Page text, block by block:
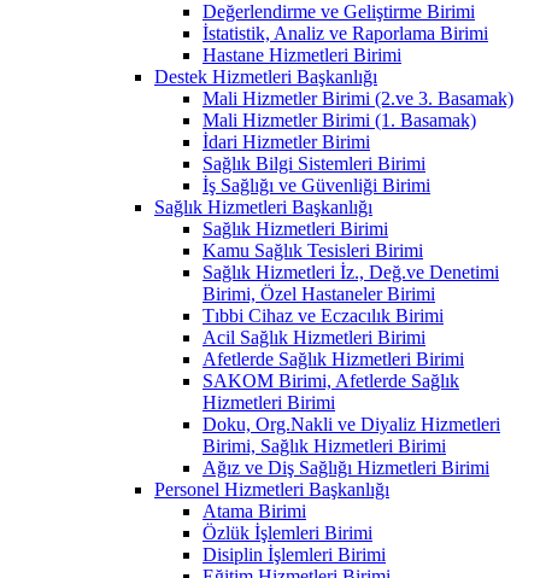
Değerlendirme ve Geliştirme Birimi
İstatistik, Analiz ve Raporlama Birimi
Hastane Hizmetleri Birimi
Destek Hizmetleri Başkanlığı
Mali Hizmetler Birimi (2.ve 3. Basamak)
Mali Hizmetler Birimi (1. Basamak)
İdari Hizmetler Birimi
Sağlık Bilgi Sistemleri Birimi
İş Sağlığı ve Güvenliği Birimi
Sağlık Hizmetleri Başkanlığı
Sağlık Hizmetleri Birimi
Kamu Sağlık Tesisleri Birimi
Sağlık Hizmetleri İz., Değ.ve Denetimi
Birimi, Özel Hastaneler Birimi
Tıbbi Cihaz ve Eczacılık Birimi
Acil Sağlık Hizmetleri Birimi
Afetlerde Sağlık Hizmetleri Birimi
SAKOM Birimi, Afetlerde Sağlık
Hizmetleri Birimi
Doku, Org.Nakli ve Diyaliz Hizmetleri
Birimi, Sağlık Hizmetleri Birimi
Ağız ve Diş Sağlığı Hizmetleri Birimi
Personel Hizmetleri Başkanlığı
Atama Birimi
Özlük İşlemleri Birimi
Disiplin İşlemleri Birimi